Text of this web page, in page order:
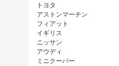
トヨタ
アストンマーチン
フィアット
イギリス
ニッサン
アウディ
ミニクーパー